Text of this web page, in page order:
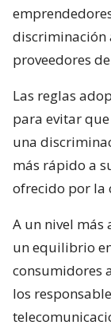
discriminación
proveedores
Las reglas
para evitar
una
más rápido a
ofrecido por la
A un nivel más
un equilibrio
consumidores
los